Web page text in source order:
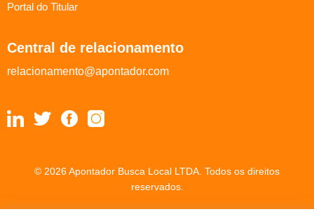
Portal do Titular
Central de relacionamento
relacionamento@apontador.com
© 2026 Apontador Busca Local LTDA. Todos os direitos
reservados.